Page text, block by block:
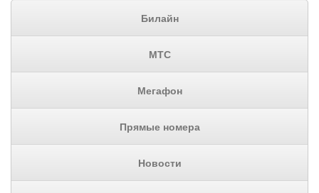
Билайн
МТС
Мегафон
Прямые номера
Новости